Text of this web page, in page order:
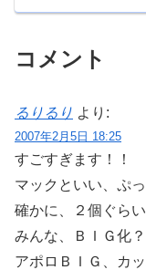
コメント
るりるり より:
2007年2月5日 18:25
すごすぎます！！
マックといい、ぷ
確かに、２個ぐら
みんな、ＢＩＧ化
アポロＢＩＧ、カ